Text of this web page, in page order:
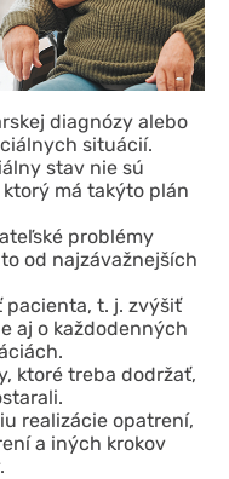
diagnózy alebo
situácií.
stav nie sú
má takýto plán
problémy
od najzávažnejších
t. j. zvýšiť
aj o každodenných
ktoré treba dodržať,
realizácie opatrení,
a iných krokov